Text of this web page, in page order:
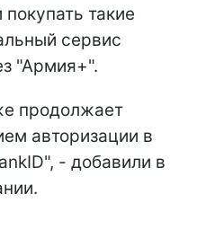
такие
сервис
"Армия+".
продолжает
авторизации в
- добавили в